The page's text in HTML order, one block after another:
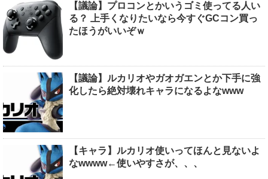
【議論】プロコンとかいうゴミ使ってる人い
る？ 上手くなりたいなら今すぐGCコン買っ
たほうがいいぞｗ
【議論】ルカリオやガオガエンとか下手に強
化したら絶対壊れキャラになるよなwww
【キャラ】ルカリオ使いってほんと見ないよ
なwwww←使いやすさが、、、